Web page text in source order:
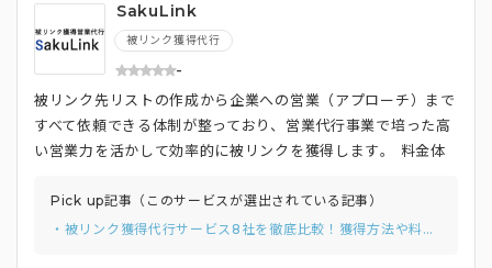
SakuLink
被リンク獲得代行
-
被リンク先リストの作成から企業への営業（アプローチ）まで
すべて依頼できる体制が整っており、営業代行事業で培った高
い営業力を活かして効率的に被リンクを獲得します​。 料金体
じて費用が加算されるため、小規模からスモールスタートしや
すい仕組みになっています​。
Pick up記事（このサービスが選出されている記事）
・被リンク獲得代行サービス8社を徹底比較！獲得方法や料金プランまでご紹介！